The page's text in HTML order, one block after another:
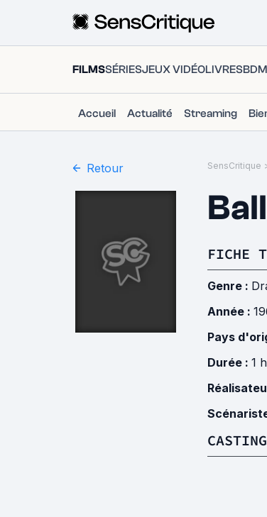
FILMSSÉRIESJEUX VIDÉOLIVRESBD
Accueil Actualité Streaming
Retour SensCritique
FICHE
Genre :
Année :
Pays
Durée : 1